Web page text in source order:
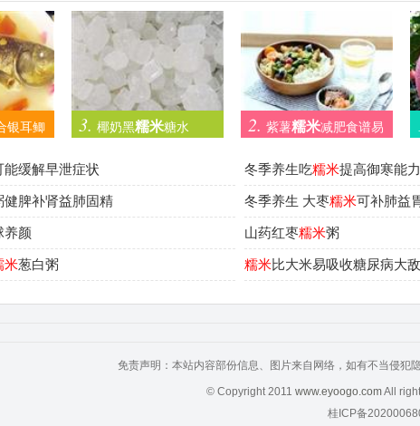
2. 紫薯糯米减肥食谱易
3. 椰奶黑糯米糖水
银耳鲫
能缓解早泄症状 冬季养生吃糯米提高御寒能力
健脾补肾益肺固精 冬季养生 大枣糯米可补肺益
养颜 山药红枣糯米粥
米葱白粥 糯米比大米易吸收糖尿病大敌
免责声明：本站内容部份信息、图片来自网络，如有不当侵犯
© Copyright 2011 www.eyoogo.comAll
桂ICP备